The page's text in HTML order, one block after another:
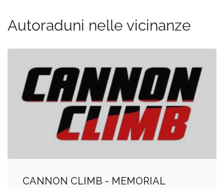
Autoraduni nelle vicinanze
CANNON CLIMB - MEMORIAL